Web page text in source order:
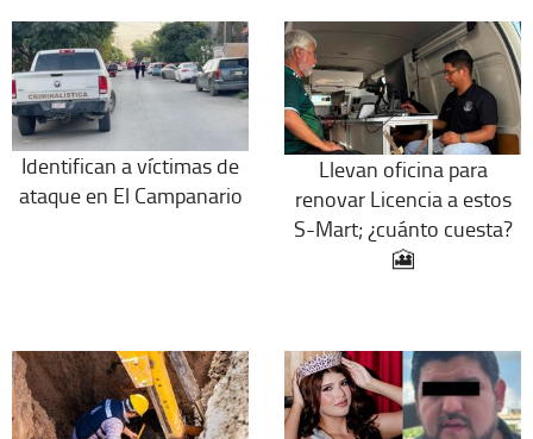
Identifican a víctimas de
ataque en El Campanario
Llevan oficina para
renovar Licencia a estos
S-Mart; ¿cuánto cuesta?
🎦